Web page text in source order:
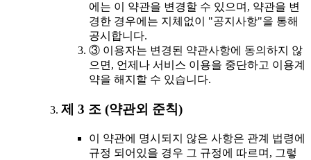
에는 이 약관을 변경할 수 있으며, 약관을 변
경한 경우에는 지체없이 "공지사항"을 통해
공시합니다.
③ 이용자는 변경된 약관사항에 동의하지 않
으면, 언제나 서비스 이용을 중단하고 이용계
약을 해지할 수 있습니다.
제 3 조 (약관외 준칙)
이 약관에 명시되지 않은 사항은 관계 법령에
규정 되어있을 경우 그 규정에 따르며, 그렇